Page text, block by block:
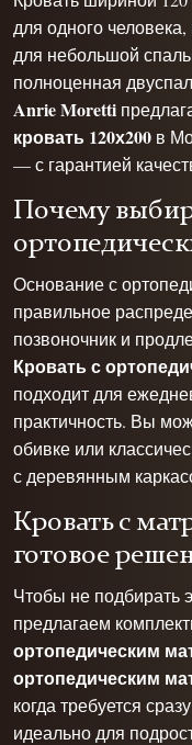
для одного
для небольшой
полноценная
Anrie Moretti
кровать 120х200 в
— с гарантией
Почему
Основание с
правильное
позвоночник и
Кровать с
подходит для
практичность. Вы
обивке или
с деревянным
Кровать с
готовое
Чтобы не подбирать
предлагаем
ортопедическим
ортопедическим
когда требуется
идеально для